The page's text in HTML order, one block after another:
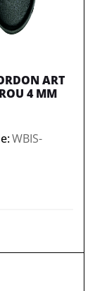
ART
4 MM
WBIS-